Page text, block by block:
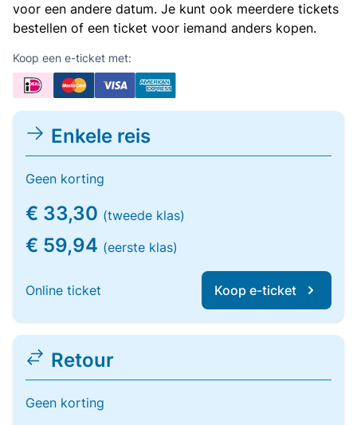
voor een andere datum. Je kunt ook meerdere tickets
bestellen of een ticket voor iemand anders kopen.
Koop een e-ticket met:
Enkele reis
Geen korting
€ 33,30 (tweede klas)
€ 59,94 (eerste klas)
Online ticket Koop e-ticket
Retour
Geen korting